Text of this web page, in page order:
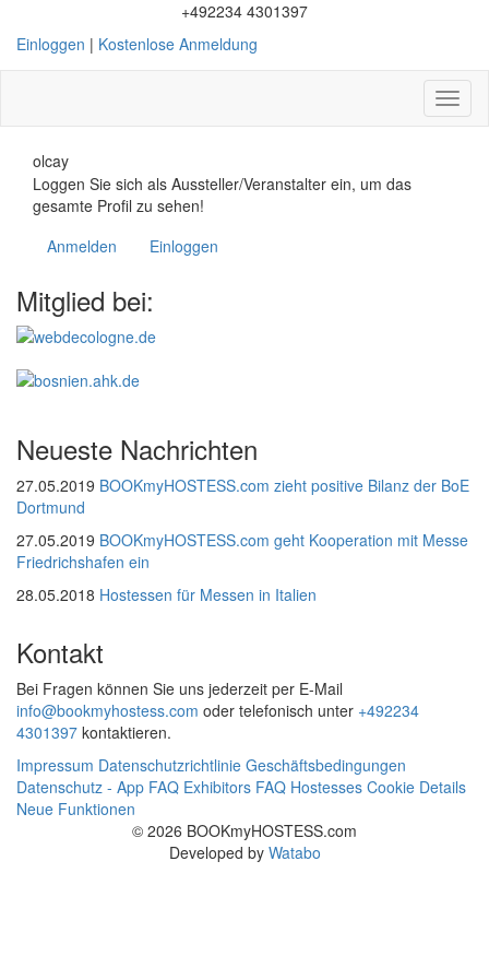
+492234 4301397
Einloggen | Kostenlose Anmeldung
olcay
Loggen Sie sich als Aussteller/Veranstalter ein, um das
gesamte Profil zu sehen!
Anmelden
Einloggen
Mitglied bei:
Neueste Nachrichten
27.05.2019 BOOKmyHOSTESS.com zieht positive Bilanz der BoE
Dortmund
27.05.2019 BOOKmyHOSTESS.com geht Kooperation mit Messe
Friedrichshafen ein
28.05.2018 Hostessen für Messen in Italien
Kontakt
Bei Fragen können Sie uns jederzeit per E-Mail
info@bookmyhostess.com oder telefonisch unter +492234
4301397 kontaktieren.
Impressum Datenschutzrichtlinie Geschäftsbedingungen
Datenschutz - App FAQ Exhibitors FAQ Hostesses Cookie Details
Neue Funktionen
© 2026 BOOKmyHOSTESS.com
Developed by Watabo